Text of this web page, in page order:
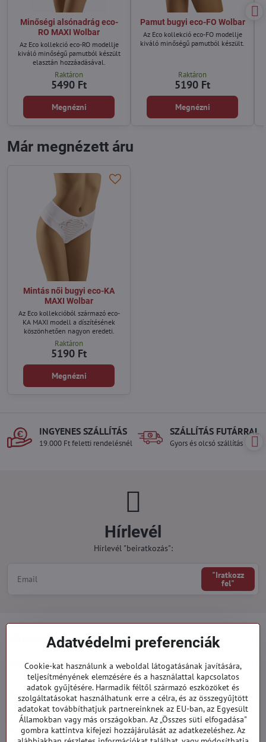
Minőségi alsónadrág eco-
RO MAXI Wolbar
Az Eco kollekció eco-RO modellje
kiváló minőségű pamutból készült
elasztán hozzáadásával.
Raktáron
5490 Ft
Megnézni
Pamut bugyi eco-FO Wolbar
Az Eco kollekció eco-FO modellje
kiváló minőségű pamutból készült.
Raktáron
5190 Ft
Megnézni
Már megnézett áru
Mintás női bugyi eco-KA
MAXI Wolbar
Az Eco kollekcióból származó eco-
KA MAXI modell a díszítésének
köszönhetően nagyon eredeti.
Raktáron
5190 Ft
Megnézni
INGYENES SZÁLLÍTÁS
19.000 Ft feletti rendelésnél
SZÁLLÍTÁS FUTÁRRAL
Gyors és olcsó szállítás
Hírlevél
Hírlevél "beiratkozás":
"Iratkozz
fel"
Minden a vásárlásról
Megrendelések
Kategóriák
919 060 751
Hétfő - Péntek: 09:00 - 15:00 hod.
Adatvédelmi preferenciák
Cookie-kat használunk a weboldal látogatásának javítására,
teljesítményének elemzésére és a használattal kapcsolatos
adatok gyűjtésére. Harmadik féltől származó eszközöket és
szolgáltatásokat használhatunk erre a célra, és az összegyűjtött
adatokat továbbíthatjuk partnereinknek az EU-ban, az Egyesült
Államokban vagy más országokban. Az „Összes süti elfogadása"
gombra kattintva kifejezi hozzájárulását az adatkezeléshez. Az